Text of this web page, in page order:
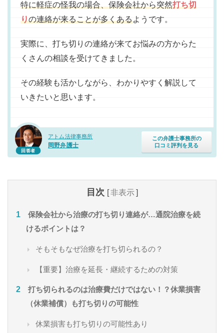
回答者
アトム法律事務所
岡野弁護士
この弁護士事務所の
口コミ評判を見る
特に軽症の怪我の場合、保険会社から突然打ち切
りの連絡が来ることが多くあるようです。
実際に、打ち切りの連絡が来てお悩みの方からた
くさんの相談を受けてきました。
その経験も活かしながら、わかりやすく解説して
いきたいと思います。
目次 [非表示]
保険会社から治療の打ち切り連絡が…通院治療を続
けるポイントは？
そもそもなぜ治療を打ち切られるの？
【重要】治療を延長・継続するための対策
打ち切られるのは治療費だけではない！？休業損害
（休業補償）も打ち切りの可能性
休業損害も打ち切りの可能性あり